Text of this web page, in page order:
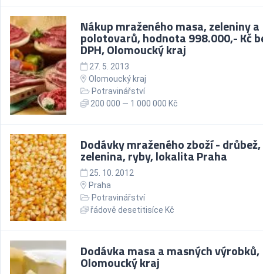
Nákup mraženého masa, zeleniny a
polotovarů, hodnota 998.000,- Kč
DPH, Olomoucký kraj
27. 5. 2013
Olomoucký kraj
Potravinářství
200 000 — 1 000 000 Kč
Dodávky mraženého zboží - drůbež,
zelenina, ryby, lokalita Praha
25. 10. 2012
Praha
Potravinářství
řádově desetitisíce Kč
Dodávka masa a masných výrobků,
Olomoucký kraj